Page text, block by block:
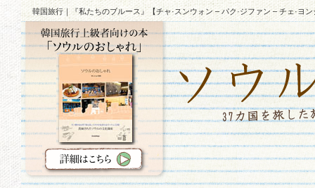
韓国旅行｜『私たちのブルース』【チャ·スンウォン – パク·ジファン – チェ·ヨ